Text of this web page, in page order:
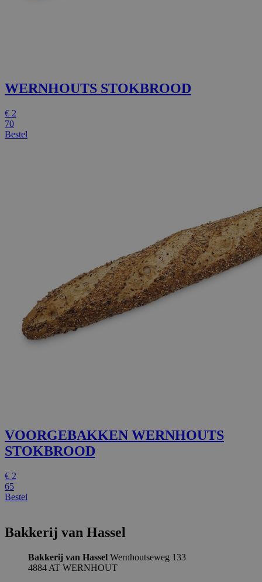
WERNHOUTS STOKBROOD
€ 2
70
Bestel
VOORGEBAKKEN WERNHOUTS
STOKBROOD
€ 2
65
Bestel
Bakkerij van Hassel
Bakkerij van Hassel Wernhoutseweg 133
4884 AT WERNHOUT